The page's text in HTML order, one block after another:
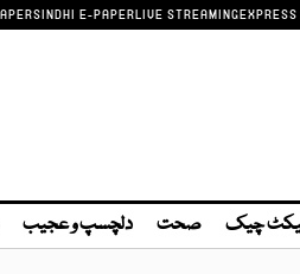
SINDHI E-PAPERLIVE STREAMING
چیک صحت دلچسپ و عجیب